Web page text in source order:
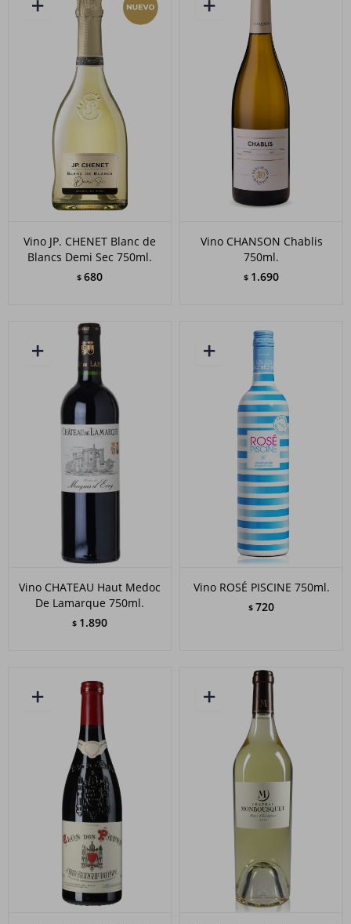
Vino JP. CHENET Blanc de
Blancs Demi Sec 750ml.
$ 680
Vino CHANSON Chablis
750ml.
$ 1.690
Vino CHATEAU Haut Medoc
De Lamarque 750ml.
$ 1.890
Vino ROSÉ PISCINE 750ml.
$ 720